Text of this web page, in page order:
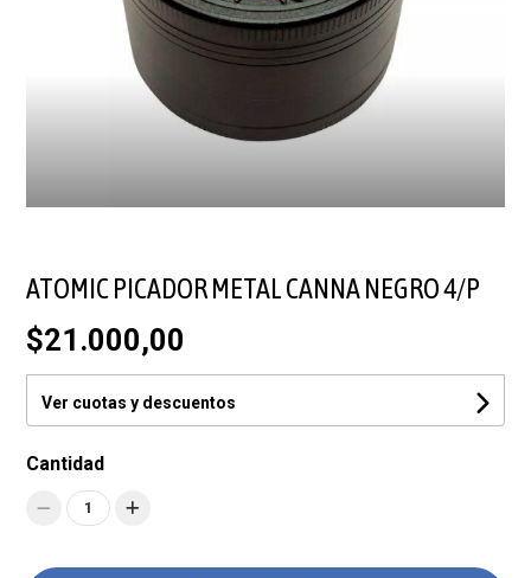
ATOMIC PICADOR METAL CANNA NEGRO 4/P
$21.000,00
Ver cuotas y descuentos
Cantidad
1